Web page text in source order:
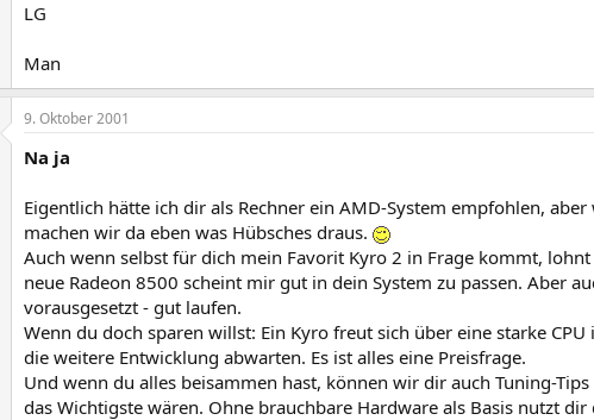
LG
Man
9. Oktober 2001
Na ja
Eigentlich hätte ich dir als Rechner ein AMD-System empfohlen,
machen wir da eben was Hübsches draus.
Auch wenn selbst für dich mein Favorit Kyro 2 in Frage kommt,
neue Radeon 8500 scheint mir gut in dein System zu passen. Aber
vorausgesetzt - gut laufen.
Wenn du doch sparen willst: Ein Kyro freut sich über eine starke
die weitere Entwicklung abwarten. Es ist alles eine Preisfrage.
Und wenn du alles beisammen hast, können wir dir auch Tuning-
das Wichtigste wären. Ohne brauchbare Hardware als Basis nutzt dir